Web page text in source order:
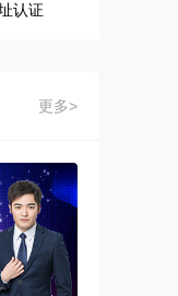
认证
更多>